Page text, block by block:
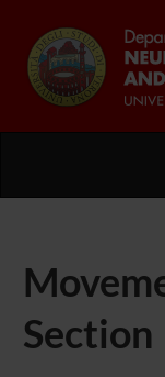
Section